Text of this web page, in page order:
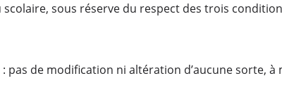
sous réserve du respect des trois
pas de modification ni altération d’aucune sorte,